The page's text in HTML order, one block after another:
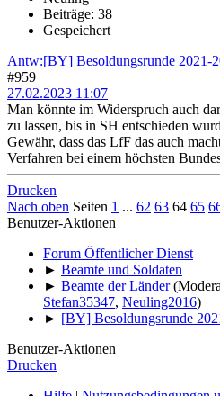
Beiträge: 38
Gespeichert
Antw:[BY] Besoldungsrunde 2021-
#959
27.02.2023 11:07
Man könnte im Widerspruch auch
zu lassen, bis in SH entschieden
Gewähr, dass das LfF das auch
Verfahren bei einem höchsten
Drucken
Nach oben Seiten 1 ... 62 63 64 65
Benutzer-Aktionen
Forum Öffentlicher Dienst
► Beamte und Soldaten
► Beamte der Länder
Stefan35347, Neuling2016)
► [BY] Besoldungsrunde
Benutzer-Aktionen
Drucken